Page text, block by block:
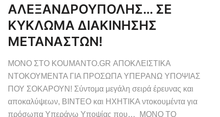
ΑΛΕΞΑΝΔΡΟΥΠΟΛΗΣ… ΣΕ
ΚΥΚΛΩΜΑ ΔΙΑΚΙΝΗΣΗΣ
ΜΕΤΑΝΑΣΤΩΝ!
ΜΟΝΟ ΣΤΟ KOUMANTO.GR ΑΠΟΚΛΕΙΣΤΙΚΑ
ΝΤΟΚΟΥΜΕΝΤΑ ΓΙΑ ΠΡΟΣΩΠΑ ΥΠΕΡΑΝΩ ΥΠΟΨΙΑΣ
ΠΟΥ ΣΟΚΑΡΟΥΝ! Σύντομα μεγάλη σειρά έρευνας και
αποκαλύψεων, ΒΙΝΤΕΟ και ΗΧΗΤΙΚΑ ντοκουμέντα για
πρόσωπα Υπεράνω Υποψίας που… ΜΟΝΟ ΤΟ